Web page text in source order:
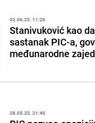
02.06.25. 11:26
Stanivuković kao
sastanak PIC-a,
međunarodne
28.05.25. 21:40